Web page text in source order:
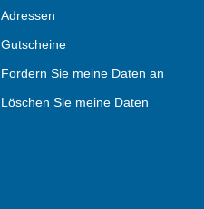
Adressen
Gutscheine
Fordern Sie meine Daten an
Löschen Sie meine Daten